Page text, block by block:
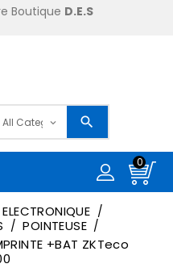
Boutique D.E.S
0
POINTEUSE
+BAT ZKTeco